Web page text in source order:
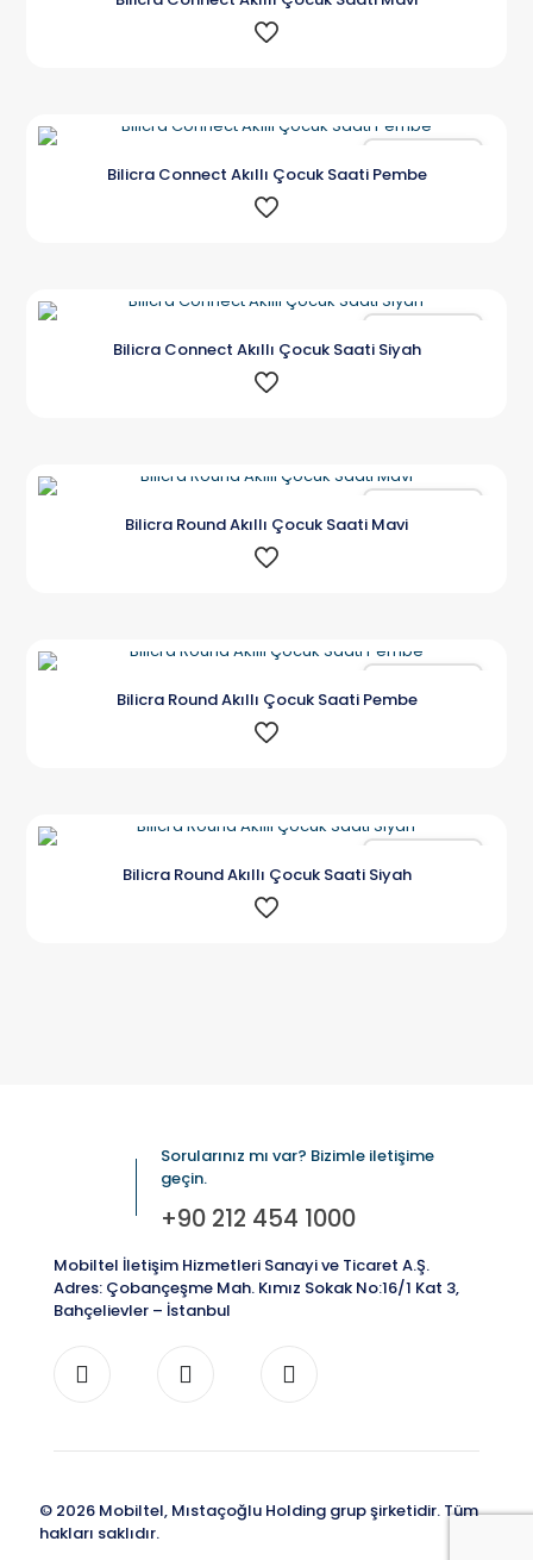
Bilicra Connect Akıllı Çocuk Saati Pembe
Bilicra Connect Akıllı Çocuk Saati Siyah
Bilicra Round Akıllı Çocuk Saati Mavi
Bilicra Round Akıllı Çocuk Saati Pembe
Bilicra Round Akıllı Çocuk Saati Siyah
Sorularınız mı var? Bizimle iletişime
geçin.
+90 212 454 1000
Mobiltel İletişim Hizmetleri Sanayi ve Ticaret A.Ş.
Adres: Çobançeşme Mah. Kımız Sokak No:16/1 Kat 3,
Bahçelievler – İstanbul
© 2026 Mobiltel, Mıstaçoğlu Holding grup şirketidir. Tüm
hakları saklıdır.